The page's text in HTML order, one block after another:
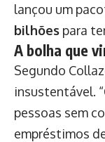
lançou um
bilhões para
A bolha que
Segundo
insustentável.
pessoas sem
empréstimos